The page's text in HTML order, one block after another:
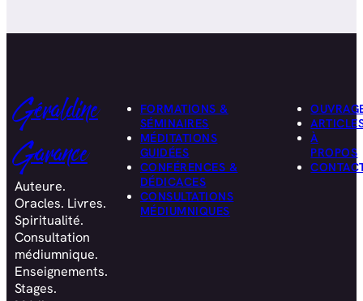
Géraldine
Garance
Auteure.
Oracles. Livres.
Spiritualité.
Consultation
médiumnique.
Enseignements.
Stages.
FORMATIONS &
SÉMINAIRES
MÉDITATIONS
GUIDÉES
CONFÉRENCES &
DÉDICACES
CONSULTATIONS
MÉDIUMNIQUES
À
PROPOS